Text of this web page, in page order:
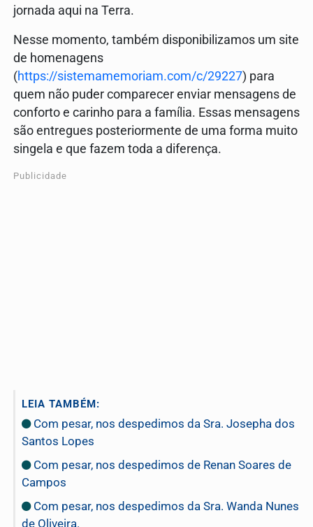
jornada aqui na Terra.
Nesse momento, também disponibilizamos um site
de homenagens
(https://sistemamemoriam.com/c/29227) para
quem não puder comparecer enviar mensagens de
conforto e carinho para a família. Essas mensagens
são entregues posteriormente de uma forma muito
singela e que fazem toda a diferença.
Publicidade
LEIA TAMBÉM:
Com pesar, nos despedimos da Sra. Josepha dos
Santos Lopes
Com pesar, nos despedimos de Renan Soares de
Campos
Com pesar, nos despedimos da Sra. Wanda Nunes
de Oliveira.